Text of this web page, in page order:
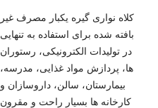
کلاه نواری گیره یکبار مصرف غیر
بافته شده برای استفاده به تنهایی
در تولیدات الکترونیکی، رستوران
ها، پردازش مواد غذایی، مدرسه،
بیمارستان، سالن، داروسازان و
کارخانه ها بسیار راحت و مقرون